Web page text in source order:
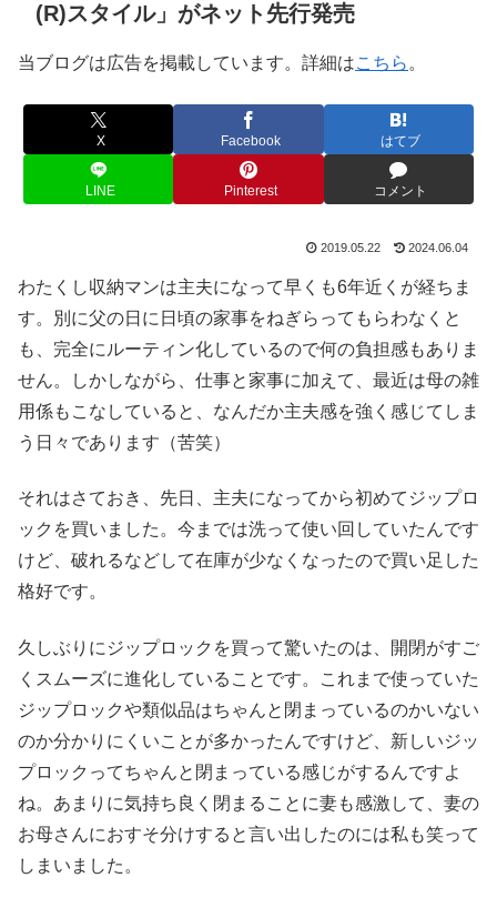
(R)スタイル」がネット先行発売
当ブログは広告を掲載しています。詳細はこちら 。
X Facebook はてブ
LINE Pinterest コメント
2019.05.22 2024.06.04
わたくし収納マンは主夫になって早くも6年近くが経ちま
す。別に父の日に日頃の家事をねぎらってもらわなくと
も、完全にルーティン化しているので何の負担感もありま
せん。しかしながら、仕事と家事に加えて、最近は母の雑
用係もこなしていると、なんだか主夫感を強く感じてしま
う日々であります（苦笑）
それはさておき、先日、主夫になってから初めてジップロ
ックを買いました。今までは洗って使い回していたんです
けど、破れるなどして在庫が少なくなったので買い足した
格好です。
久しぶりにジップロックを買って驚いたのは、開閉がすご
くスムーズに進化していることです。これまで使っていた
ジップロックや類似品はちゃんと閉まっているのかいない
のか分かりにくいことが多かったんですけど、新しいジッ
プロックってちゃんと閉まっている感じがするんですよ
ね。あまりに気持ち良く閉まることに妻も感激して、妻の
お母さんにおすそ分けすると言い出したのには私も笑って
しまいました。